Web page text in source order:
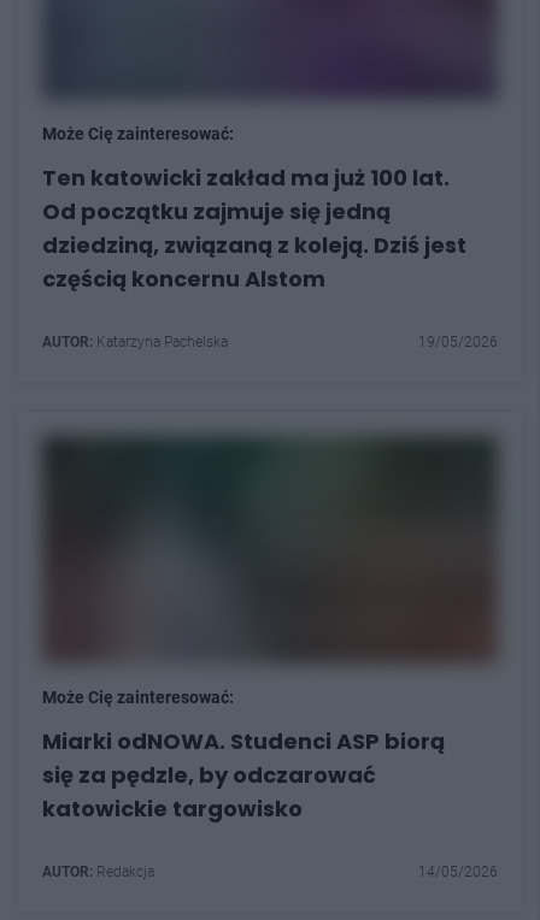
Może Cię zainteresować:
Ten katowicki zakład ma już 100 lat.
Od początku zajmuje się jedną
dziedziną, związaną z koleją. Dziś jest
częścią koncernu Alstom
AUTOR: Katarzyna Pachelska 19/05/2026
Może Cię zainteresować:
Miarki odNOWA. Studenci ASP biorą
się za pędzle, by odczarować
katowickie targowisko
AUTOR: Redakcja 14/05/2026